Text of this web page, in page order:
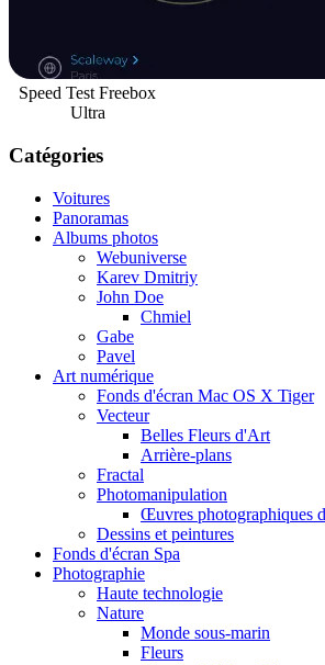
Speed Test Freebox
Ultra
Catégories
Voitures
Panoramas
Albums photos
Webuniverse
Karev Dmitriy
John Doe
Chmiel
Gabe
Pavel
Art numérique
Fonds d'écran Mac OS X Tiger
Vecteur
Belles Fleurs d'Art
Arrière-plans
Fractal
Photomanipulation
Œuvres photographiques
Dessins et peintures
Fonds d'écran Spa
Photographie
Haute technologie
Nature
Monde sous-marin
Fleurs